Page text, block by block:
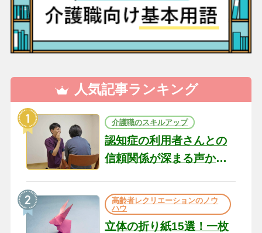
人気記事ランキング
介護職のスキルアップ
認知症の利用者さんとの
信頼関係が深まる声かけ
の現場から（22）
高齢者レクリエーションのノウ
ハウ
立体の折り紙15選！一枚